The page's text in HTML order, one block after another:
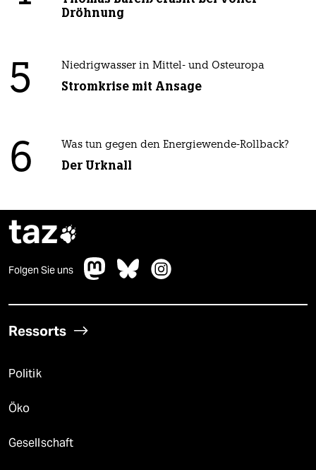
Dröhnung
5 Niedrigwasser in Mittel- und Osteuropa
Stromkrise mit Ansage
6 Was tun gegen den Energiewende-Rollback?
Der Urknall
taz
Folgen Sie uns
Ressorts
Politik
Öko
Gesellschaft